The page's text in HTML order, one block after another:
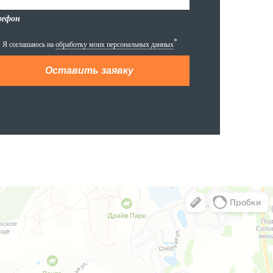
Я соглашаюсь на обработку моих персональных данных*